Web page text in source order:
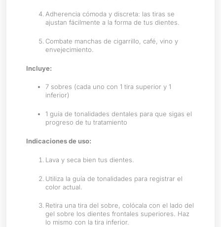
Adherencia cómoda y discreta: las tiras se
ajustan fácilmente a la forma de tus dientes.
Combate manchas de cigarrillo, café, vino y
envejecimiento.
Incluye:
7 sobres (cada uno con 1 tira superior y 1
inferior)
1 guía de tonalidades dentales para que sigas el
progreso de tu tratamiento
Indicaciones de uso:
Lava y seca bien tus dientes.
Utiliza la guía de tonalidades para registrar el
color actual.
Retira una tira del sobre, colócala con el lado del
gel sobre los dientes frontales superiores. Haz
lo mismo con la tira inferior.